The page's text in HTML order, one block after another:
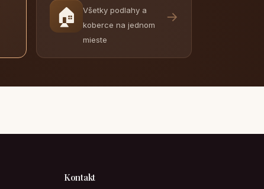
🏠
Všetky podlahy a
koberce na jednom
mieste
→
Kontakt